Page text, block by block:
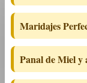
Maridajes
Panal de Miel y